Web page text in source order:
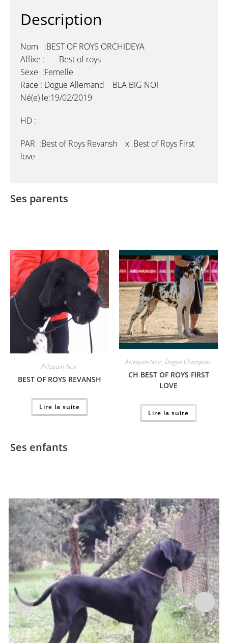
Description
Nom :BEST OF ROYS ORCHIDEYA
Affixe : Best of roys
Sexe :Femelle
Race : Dogue Allemand BLA BIG NOI
Né(e) le:19/02/2019
HD :
PAR :Best of Roys Revansh x Best of Roys First
love
Ses parents
Arlequin-Noir
BEST OF ROYS REVANSH
Lire la suite
Arlequin-Noir, Dogue Champion
CH BEST OF ROYS FIRST
LOVE
Lire la suite
Ses enfants